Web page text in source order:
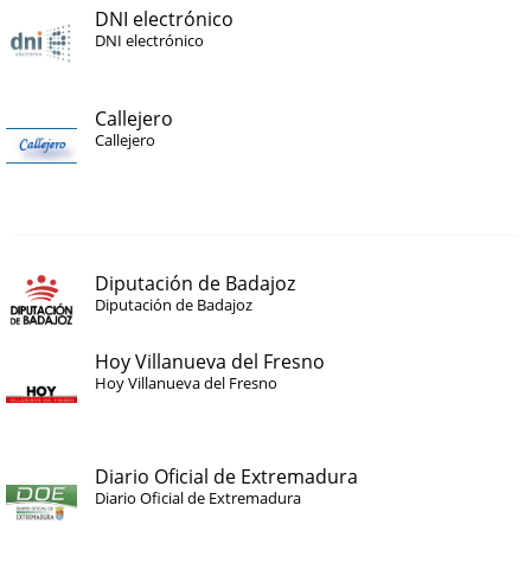
DNI electrónico
DNI electrónico
Callejero
Callejero
Diputación de Badajoz
Diputación de Badajoz
Hoy Villanueva del Fresno
Hoy Villanueva del Fresno
Diario Oficial de Extremadura
Diario Oficial de Extremadura